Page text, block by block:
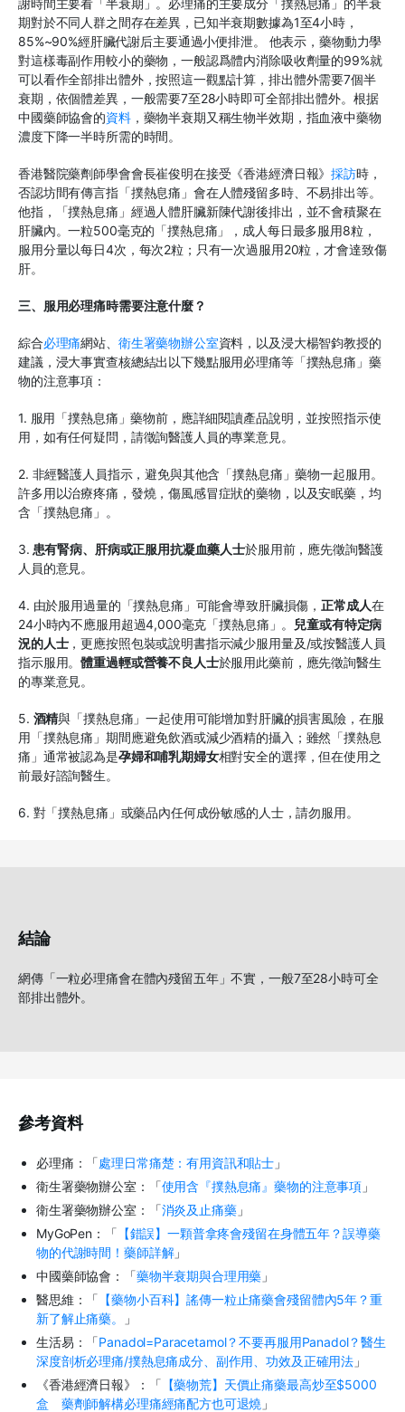
謝時間主要看「半衰期」。必理痛的主要成分「撲熱息痛」的半衰
期對於不同人群之間存在差異，已知半衰期數據為1至4小時，
85%~90%經肝臟代謝后主要通過小便排泄。 他表示，藥物動力學
對這樣毒副作用較小的藥物，一般認爲體内消除吸收劑量的99%就
可以看作全部排出體外，按照這一觀點計算，排出體外需要7個半
衰期 ， 依個體差異，一般需要7至28小時即可全部排出體外。 根据
中國藥師協會的資料，藥物半衰期又稱生物半效期，指血液中藥物
濃度下降一半時所需的時間。
香港醫院藥劑師學會會長崔俊明在接受 《香港經濟日報》採訪時，
否認坊間有傳言指「撲熱息痛」會在人體殘留多時、不易排出等。
他指，
「撲熱息痛」經過人體肝臟新陳代謝後排出，並不會積聚在
肝臟內。一粒500毫克的「撲熱息痛」，成人每日最多服用8粒，
服用分量以每日4次，每次2粒；只有一次過服用20粒，才會達致傷
肝。
三、服用必理痛時需要注意什麼？
綜合必理痛網站、 衛生署藥物辦公室資料，以及浸大楊智鈞教授的
建議，浸大事實查核總結出以下幾點服用必理痛等「撲熱息痛」藥
物的注意事項：
1. 服用「撲熱息痛」藥物前，應詳細閱讀產品說明，並按照指示使
用，如有任何疑問，請徵詢醫護人員的專業意見。
2. 非經醫護人員指示，避免與其他含「撲熱息痛」藥物一起服用。
許多用以治療疼痛，發燒，傷風感冒症狀的藥物，以及安眠藥，均
含「撲熱息痛」。
3. 患有腎病、肝病或正服用抗凝血藥人士於服用前，應先徵詢醫護
人員的意見。
4. 由於服用過量的「撲熱息痛」可能會導致肝臟損傷，正常成人在
24小時內不應服用超過4,000毫克「撲熱息痛」。
兒童或有特定病
況的人士，更應按照包裝或說明書指示減少服用量及/或按醫護人員
指示服用。體重過輕或營養不良人士於服用此藥前，應先徵詢醫生
的專業意見。
5. 酒精與「撲熱息痛」一起使用可能增加對肝臟的損害風險，在服
用「撲熱息痛」期間應避免飲酒或減少酒精的攝入；雖然「撲熱息
痛」通常被認為是孕婦和哺乳期婦女相對安全的選擇，但在使用之
前最好諮詢醫生。
6. 對「撲熱息痛」或藥品內任何成份敏感的人士，請勿服用。
結論
網傳「一粒必理痛會在體內殘留五年」不實，一般7至28小時可全
部排出體外。
參考資料
必理痛：「處理日常痛楚：有用資訊和貼士 」
衛生署藥物辦公室：「使用含『撲熱息痛』藥物的注意事項 」
衛生署藥物辦公室：「消炎及止痛藥」
MyGoPen：「 【錯誤】一顆普拿疼會殘留在身體五年？誤導藥
物的代謝時間！藥師詳解」
中國藥師協會：「藥物半衰期與合理用藥 」
醫思維：「 【藥物小百科】謠傳一粒止痛藥會殘留體內5年？重
新了解止痛藥。
」
生活易：「Panadol=Paracetamol？不要再服用Panadol？醫生
深度剖析必理痛/撲熱息痛成分、副作用、功效及正確用法 」
《香港經濟日報》：「 【藥物荒】天價止痛藥最高炒至$5000
盒 藥劑師解構必理痛經痛配方也可退燒 」